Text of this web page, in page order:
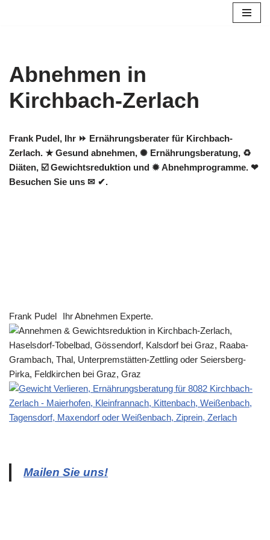
Abnehmen in
Kirchbach-Zerlach
Frank Pudel, Ihr ⏩ Ernährungsberater für Kirchbach-
Zerlach. ★ Gesund abnehmen, ✺ Ernährungsberatung, ♻
Diäten, ☑️ Gewichtsreduktion und ✹ Abnehmprogramme. ❤
Besuchen Sie uns ✉ ✔.
Frank Pudel Ihr Abnehmen Experte.
Mailen Sie uns!